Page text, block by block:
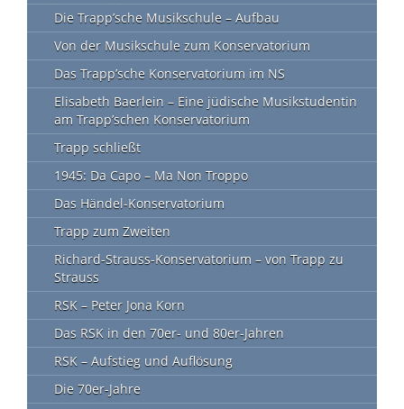
Die Trapp’sche Musikschule – Aufbau
Von der Musikschule zum Konservatorium
Das Trapp’sche Konservatorium im NS
Elisabeth Baerlein – Eine jüdische Musikstudentin
am Trapp’schen Konservatorium
Trapp schließt
1945: Da Capo – Ma Non Troppo
Das Händel-Konservatorium
Trapp zum Zweiten
Richard-Strauss-Konservatorium – von Trapp zu
Strauss
RSK – Peter Jona Korn
Das RSK in den 70er- und 80er-Jahren
RSK – Aufstieg und Auflösung
Die 70er-Jahre